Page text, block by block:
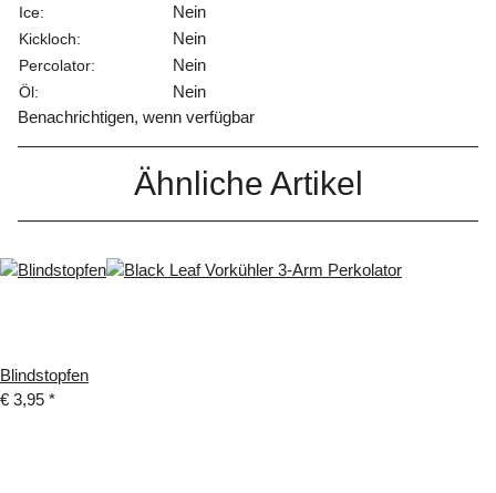
Ice: Nein
Kickloch: Nein
Percolator: Nein
Öl:
Nein
Benachrichtigen, wenn verfügbar
Ähnliche Artikel
Blindstopfen
€ 3,95 *